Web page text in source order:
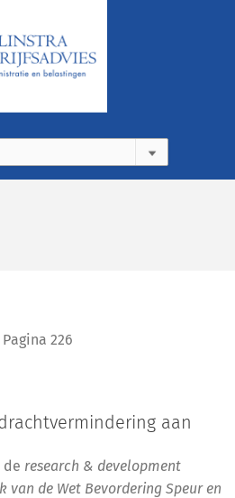
Pagina 226
aan
de research & development
van de Wet Bevordering Speur en